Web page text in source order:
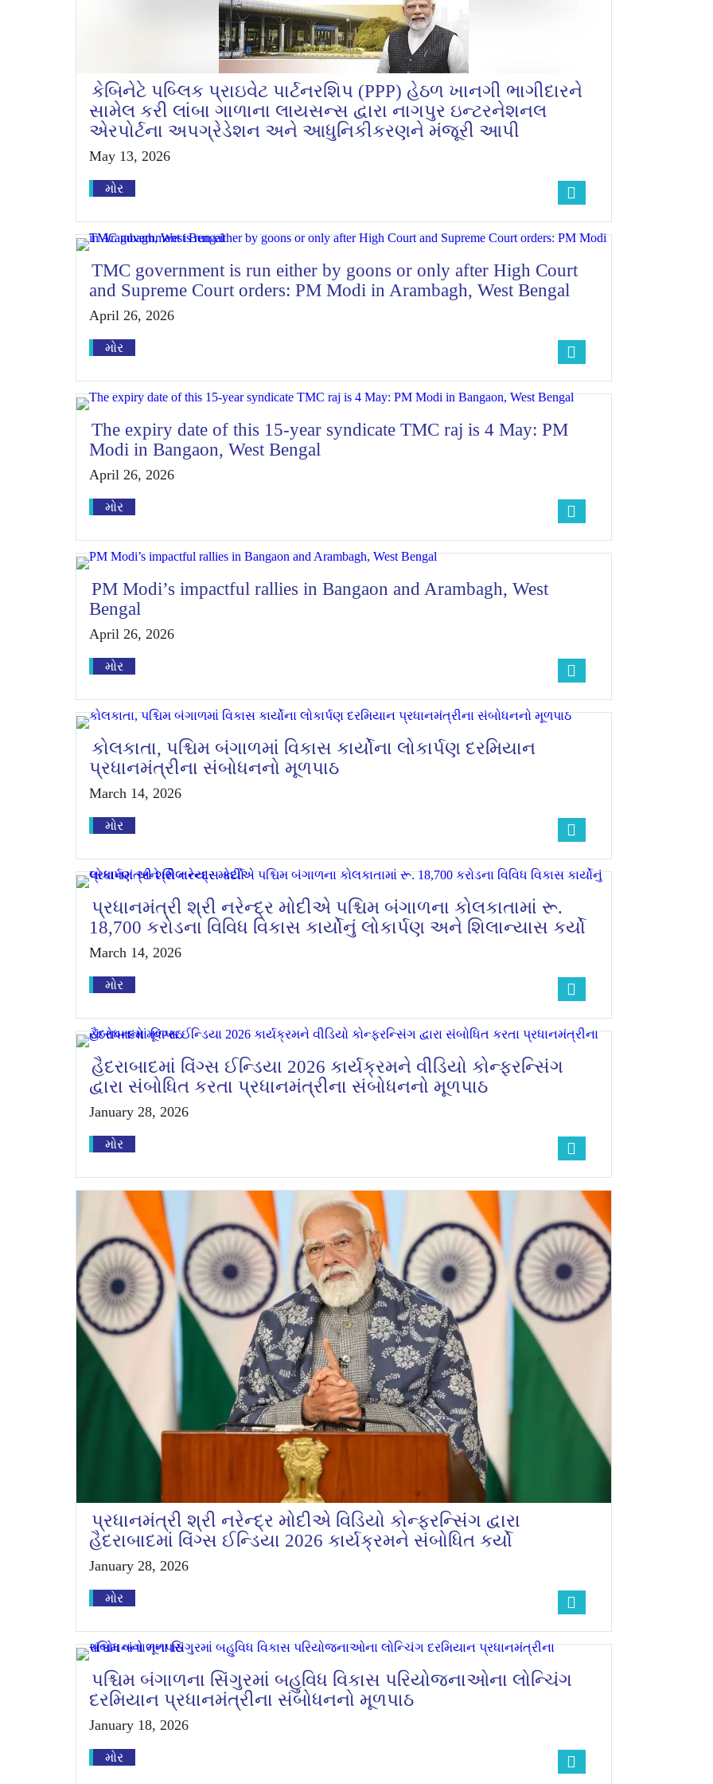
કેબિનેટે પબ્લિક પ્રાઇવેટ પાર્ટનરશિપ (PPP) હેઠળ ખાનગી ભાગીદારને
સામેલ કરી લાંબા ગાળાના લાયસન્સ દ્વારા નાગપુર ઇન્ટરનેશનલ
એરપોર્ટના અપગ્રેડેશન અને આધુનિકીકરણને મંજૂરી આપી
May 13, 2026
મોર
TMC government is run either by goons or only after High Court
and Supreme Court orders: PM Modi in Arambagh, West Bengal
April 26, 2026
મોર
The expiry date of this 15-year syndicate TMC raj is 4 May: PM
Modi in Bangaon, West Bengal
April 26, 2026
મોર
PM Modi’s impactful rallies in Bangaon and Arambagh, West
Bengal
April 26, 2026
મોર
કોલકાતા, પશ્ચિમ બંગાળમાં વિકાસ કાર્યોના લોકાર્પણ દરમિયાન
પ્રધાનમંત્રીના સંબોધનનો મૂળપાઠ
March 14, 2026
મોર
પ્રધાનમંત્રી શ્રી નરેન્દ્ર મોદીએ પશ્ચિમ બંગાળના કોલકાતામાં રૂ.
18,700 કરોડના વિવિધ વિકાસ કાર્યોનું લોકાર્પણ અને શિલાન્યાસ કર્યો
March 14, 2026
મોર
હૈદરાબાદમાં વિંગ્સ ઈન્ડિયા 2026 કાર્યક્રમને વીડિયો કોન્ફરન્સિંગ
દ્વારા સંબોધિત કરતા પ્રધાનમંત્રીના સંબોધનનો મૂળપાઠ
January 28, 2026
મોર
પ્રધાનમંત્રી શ્રી નરેન્દ્ર મોદીએ વિડિયો કોન્ફરન્સિંગ દ્વારા
હૈદરાબાદમાં વિંગ્સ ઈન્ડિયા 2026 કાર્યક્રમને સંબોધિત કર્યો
January 28, 2026
મોર
પશ્ચિમ બંગાળના સિંગુરમાં બહુવિધ વિકાસ પરિયોજનાઓના લોન્ચિંગ
દરમિયાન પ્રધાનમંત્રીના સંબોધનનો મૂળપાઠ
January 18, 2026
મોર